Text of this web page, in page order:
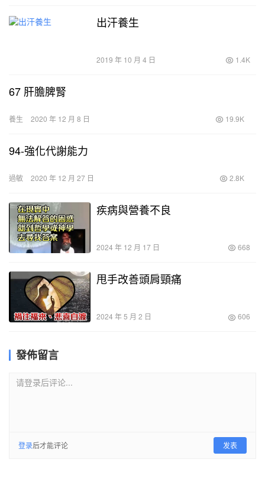
出汗養生
2019 年 10 月 4 日 1.4K
67 肝膽脾腎
養生 2020 年 12 月 8 日 19.9K
94-強化代謝能力
過敏 2020 年 12 月 27 日 2.8K
疾病與營養不良
2024 年 12 月 17 日 668
甩手改善頭肩頸痛
2024 年 5 月 2 日 606
發佈留言
请登录后评论...
登录后才能评论 发表